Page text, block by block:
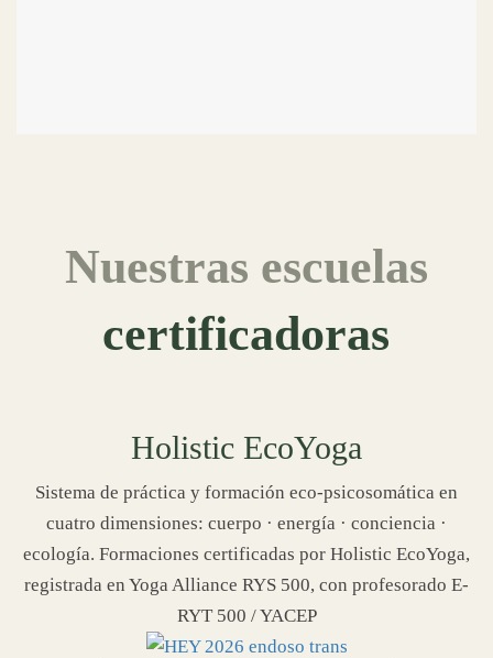
Nuestras escuelas
certificadoras
Holistic EcoYoga
Sistema de práctica y formación eco-psicosomática en
cuatro dimensiones: cuerpo · energía · conciencia ·
ecología. Formaciones certificadas por Holistic EcoYoga,
registrada en Yoga Alliance RYS 500, con profesorado E-
RYT 500 / YACEP